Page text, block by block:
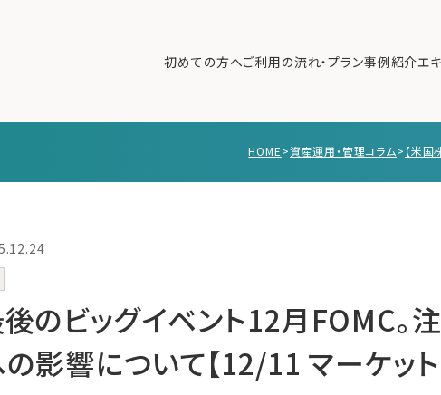
初めての方へご利用の流れ・プラン事例紹介エ
HOME>資産運用・管理コラム>
後のビッグイベント12月FOMC。
影響について【12/11 マーケット